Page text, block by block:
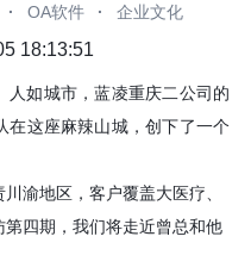
· OA软件 · 企业文化
18:13:51
人如城市，蓝凌重庆二公司的
这座麻辣山城，创下了一个
渝地区，客户覆盖大医疗、
四期，我们将走近曾总和他